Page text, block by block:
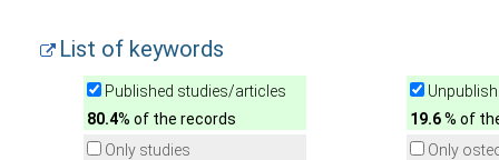
List of keywords
Published studies/articles
80.4% of the records
19.6% of
Only studies
Only